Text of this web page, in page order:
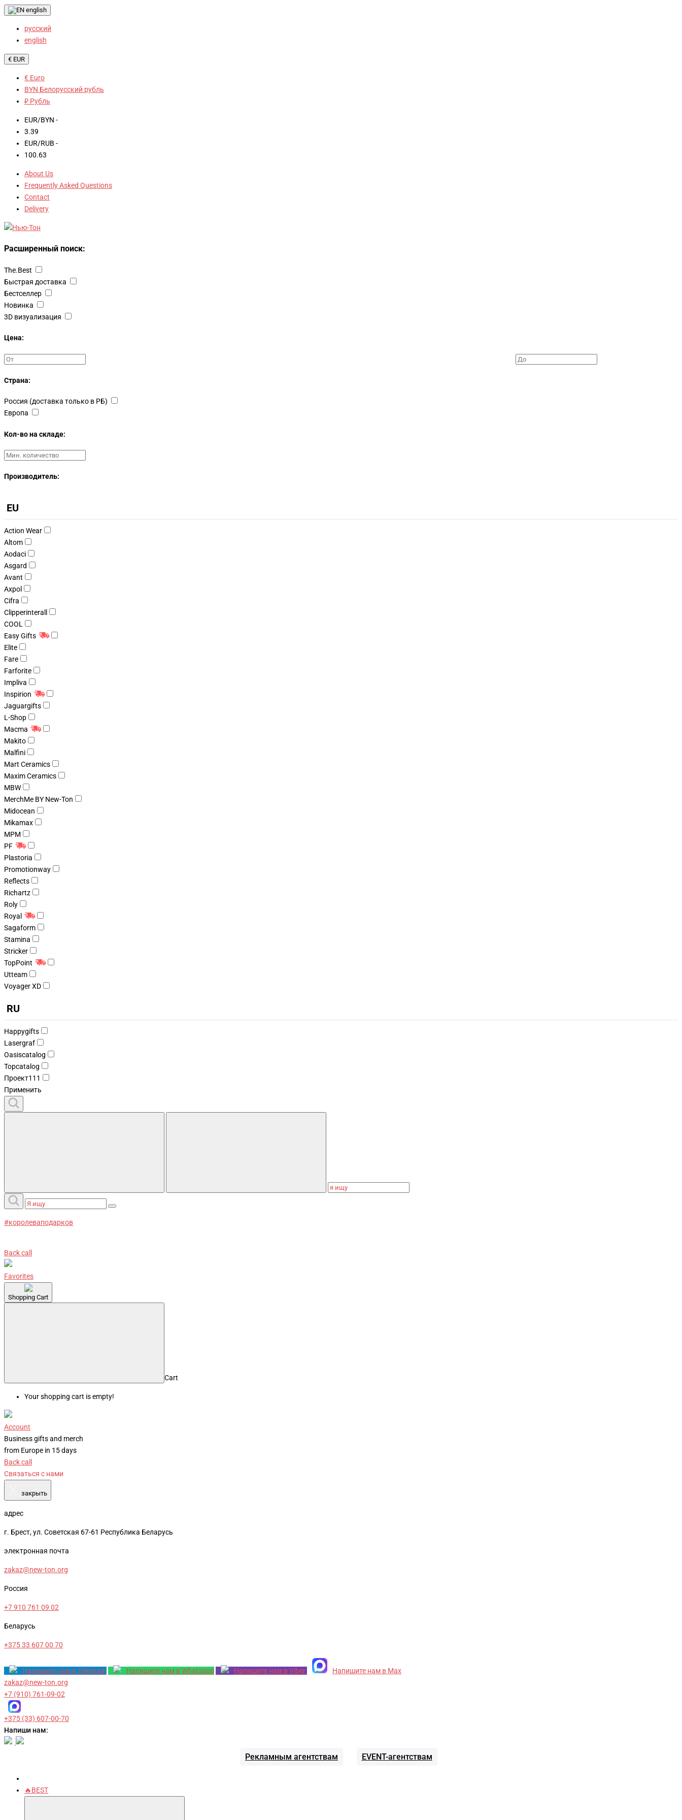
english
русский
english
€ EUR
€ Euro
BYN Белорусский рубль
₽ Рубль
EUR/BYN -
3.39
EUR/RUB -
100.63
About Us
Frequently Asked Questions
Contact
Delivery
Расширенный поиск:
The.Best
Быстрая доставка
Бестселлер
Новинка
3D визуализация
Цена:
Страна:
Россия (доставка только в РБ)
Европа
Кол-во на складе:
Производитель:
EU
Action Wear
Altom
Aodaci
Asgard
Avant
Axpol
Cifra
Clipperinterall
COOL
Easy Gifts
Elite
Fare
Farforite
Impliva
Inspirion
Jaguargifts
L-Shop
Macma
Makito
Malfini
Mart Ceramics
Maxim Ceramics
MBW
MerchMe BY New-Ton
Midocean
Mikamax
MPM
PF
Plastoria
Promotionway
Reflects
Richartz
Roly
Royal
Sagaform
Stamina
Stricker
TopPoint
Utteam
Voyager XD
RU
Happygifts
Lasergraf
Oasiscatalog
Topcatalog
Проект111
Применить
#королеваподарков
Back call
Favorites
Shopping Cart
Cart
Your shopping cart is empty!
Account
Business gifts and merch
from Europe in 15 days
Back call
Связаться с нами
закрыть
адрес
г. Брест, ул. Советская 67-61 Республика Беларусь
электронная почта
zakaz@new-ton.org
Россия
+7 910 761 09 02
Беларусь
+375 33 607 00 70
Напишите нам в Telegram Напишите нам в Whatsapp Напишите нам в Viber
Напишите нам в Max
zakaz@new-ton.org
+7 (910) 761-09-02
+375 (33) 607-00-70
Напиши нам:
Рекламным агентствам EVENT-агентствам
🔥BEST